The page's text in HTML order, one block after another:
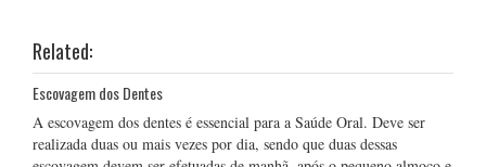
Related:
Escovagem dos Dentes
A escovagem dos dentes é essencial para a Saúde Oral. Deve ser
realizada duas ou mais vezes por dia, sendo que duas dessas